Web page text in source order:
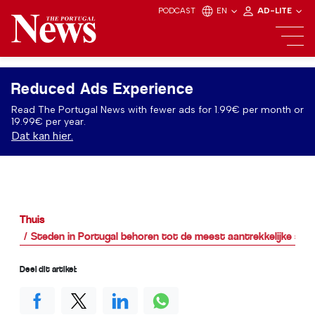
PODCAST EN AD-LITE
Reduced Ads Experience
Read The Portugal News with fewer ads for 1.99€ per month or
19.99€ per year.
Dat kan hier.
Thuis
Steden in Portugal behoren tot de meest aantrekkelijke
Deel dit artikel: